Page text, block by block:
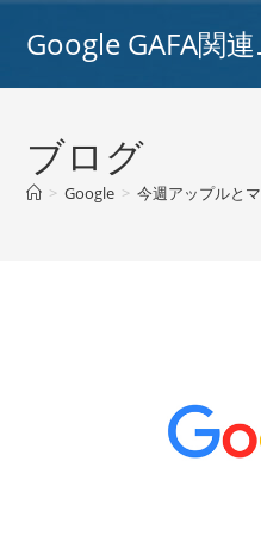
Google GAFA関
ブログ
> Google > 今週アップルと